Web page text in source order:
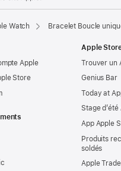
Watch Bracelet Boucle
Apple
Store
Apple
Trouver un
Genius Bar
Today at
Stage d’été
App Apple
Produits
soldés
Apple Trade